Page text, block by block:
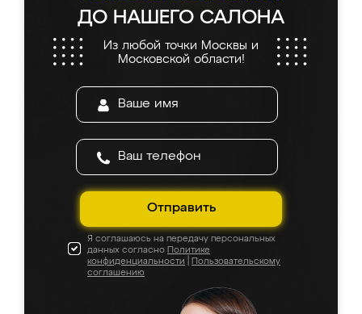
ДО НАШЕГО САЛОНА
Из любой точки Москвы и
Московской области!
Отправить
Я соглашаюсь на передачу персональных
данных согласно Политике
конфиденциальности
Пользовательскому
соглашению